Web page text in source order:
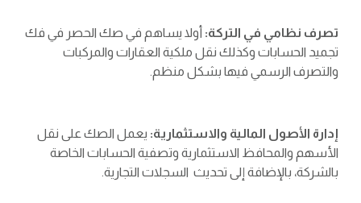
تصرف نظامي في التركة: أولا يساهم في صك الحصر في فك
تجميد الحسابات وكذلك نقل ملكية العقارات والمركبات
والتصرف الرسمي فيها بشكل منظم.
إدارة الأصول المالية والاستثمارية: يعمل الصك على نقل
الأسهم والمحافظ الاستثمارية وتصفية الحسابات الخاصة
بالشركة، بالإضافة إلى تحديث السجلات التجارية.